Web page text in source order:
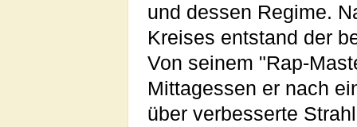
und dessen Regime.
Kreises entstand der
Von seinem "Rap-
Mittagessen er nach
über verbesserte